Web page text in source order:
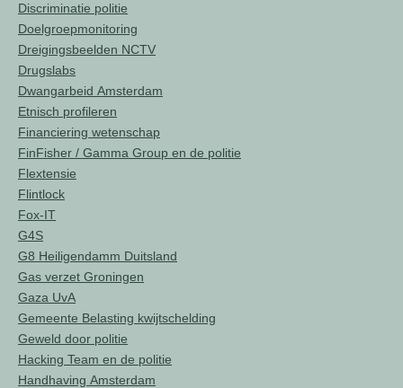
Discriminatie politie
Doelgroepmonitoring
Dreigingsbeelden NCTV
Drugslabs
Dwangarbeid Amsterdam
Etnisch profileren
Financiering wetenschap
FinFisher / Gamma Group en de politie
Flextensie
Flintlock
Fox-IT
G4S
G8 Heiligendamm Duitsland
Gas verzet Groningen
Gaza UvA
Gemeente Belasting kwijtschelding
Geweld door politie
Hacking Team en de politie
Handhaving Amsterdam